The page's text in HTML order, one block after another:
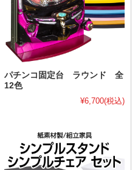
パチンコ固定台 ラウンド 全
12色
¥6,700(税込)